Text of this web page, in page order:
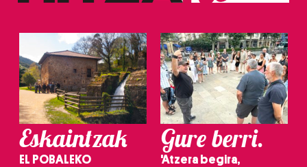
Eskaintzak
EL POBALEKO
Gure berri.
'Atzera begira,